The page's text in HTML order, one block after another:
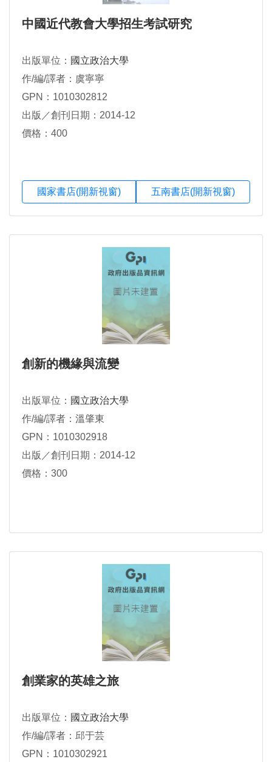
中國近代教會大學招生考試研究
出版單位： 國立政治大學
作/編/譯者：虞寧寧
GPN：1010302812
出版／創刊日期：2014-12
價格：400
國家書店(開新視窗) 五南書店(開新視窗)
創新的機緣與流變
出版單位： 國立政治大學
作/編/譯者：溫肇東
GPN：1010302918
出版／創刊日期：2014-12
價格：300
創業家的英雄之旅
出版單位： 國立政治大學
作/編/譯者：邱于芸
GPN：1010302921